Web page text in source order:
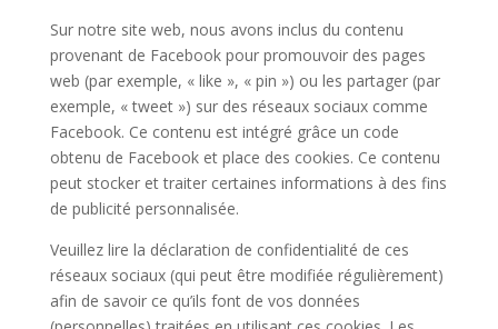
Sur notre site web, nous avons inclus du contenu
provenant de Facebook pour promouvoir des pages
web (par exemple, « like », « pin ») ou les partager (par
exemple, « tweet ») sur des réseaux sociaux comme
Facebook. Ce contenu est intégré grâce un code
obtenu de Facebook et place des cookies. Ce contenu
peut stocker et traiter certaines informations à des fins
de publicité personnalisée.
Veuillez lire la déclaration de confidentialité de ces
réseaux sociaux (qui peut être modifiée régulièrement)
afin de savoir ce qu’ils font de vos données